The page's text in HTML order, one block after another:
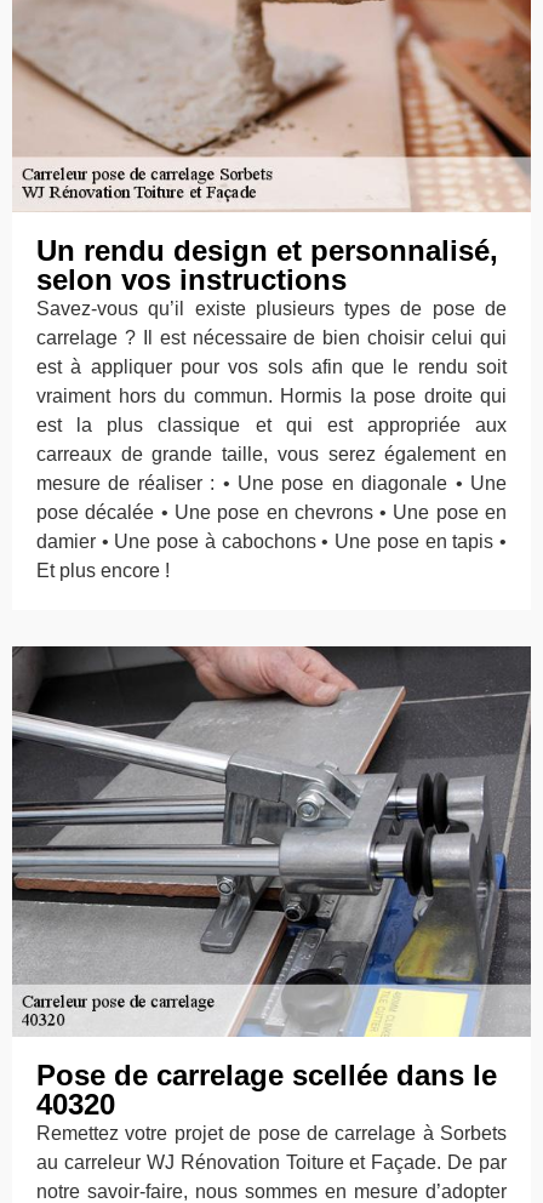
Un rendu design et personnalisé,
selon vos instructions
Savez-vous qu’il existe plusieurs types de pose de
carrelage ? Il est nécessaire de bien choisir celui qui
est à appliquer pour vos sols afin que le rendu soit
vraiment hors du commun. Hormis la pose droite qui
est la plus classique et qui est appropriée aux
carreaux de grande taille, vous serez également en
mesure de réaliser : • Une pose en diagonale • Une
pose décalée • Une pose en chevrons • Une pose en
damier • Une pose à cabochons • Une pose en tapis •
Et plus encore !
Pose de carrelage scellée dans le
40320
Remettez votre projet de pose de carrelage à Sorbets
au carreleur WJ Rénovation Toiture et Façade. De par
notre savoir-faire, nous sommes en mesure d’adopter